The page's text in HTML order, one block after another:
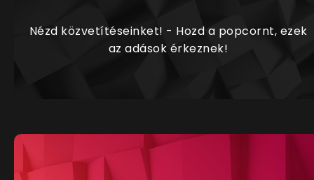
Nézd közvetítéseinket! - Hozd a popcornt, ezek
az adások érkeznek!